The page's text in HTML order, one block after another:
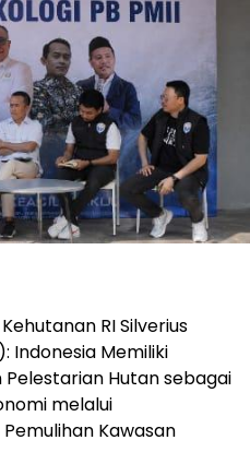
RI Silverius
Indonesia Memiliki
Pelestarian Hutan sebagai
melalui
Kawasan